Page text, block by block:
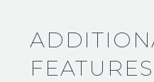
FEATURES